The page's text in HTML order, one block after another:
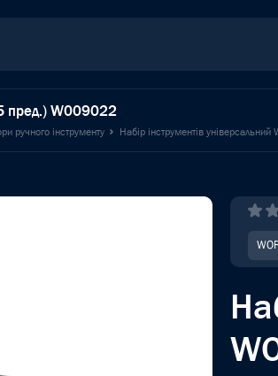
пред.) W009022
ручного інструменту Набір інструментів